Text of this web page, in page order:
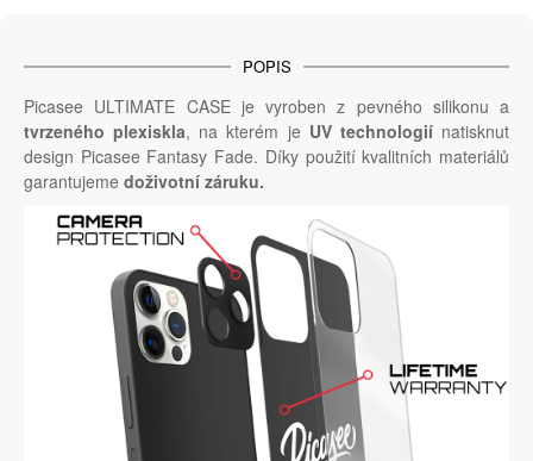
POPIS
Picasee ULTIMATE CASE je vyroben z pevného silikonu a
tvrzeného plexiskla, na kterém je UV technologiínatisknut
design Picasee Fantasy Fade. Díky použití kvalitních materiálů
garantujeme doživotní záruku.